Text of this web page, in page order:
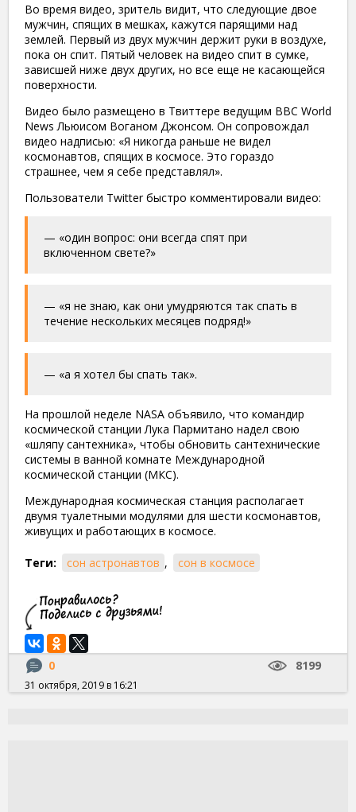
Во время видео, зритель видит, что следующие двое
мужчин, спящих в мешках, кажутся парящими над
землей. Первый из двух мужчин держит руки в воздухе,
пока он спит. Пятый человек на видео спит в сумке,
зависшей ниже двух других, но все еще не касающейся
поверхности.
Видео было размещено в Твиттере ведущим BBC World
News Льюисом Воганом Джонсом. Он сопровождал
видео надписью: «Я никогда раньше не видел
космонавтов, спящих в космосе. Это гораздо
страшнее, чем я себе представлял».
Пользователи Twitter быстро комментировали видео:
— «один вопрос: они всегда спят при
включенном свете?»
— «я не знаю, как они умудряются так спать в
течение нескольких месяцев подряд!»
— «а я хотел бы спать так».
На прошлой неделе NASA объявило, что командир
космической станции Лука Пармитано надел свою
«шляпу сантехника», чтобы обновить сантехнические
системы в ванной комнате Международной
космической станции (МКС).
Международная космическая станция располагает
двумя туалетными модулями для шести космонавтов,
живущих и работающих в космосе.
Теги: сон астронавтов , сон в космосе
0 8199
31 октября, 2019 в 16:21